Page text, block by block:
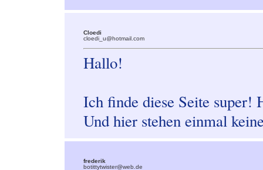
Cloedi
cloedi_u@hotmail.com
Hallo!
Ich finde diese Seite
Und hier stehen einmal
frederik
botittytwister@web.de